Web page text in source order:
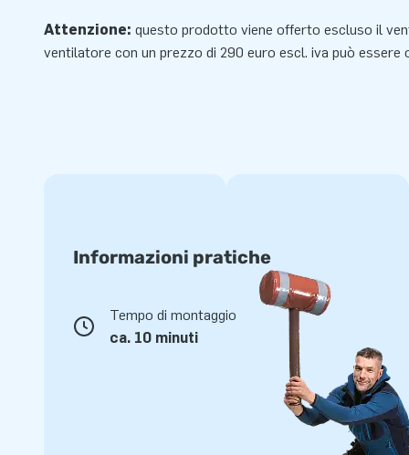
Attenzione: questo prodotto viene offerto escluso il
ventilatore con un prezzo di 290 euro escl. iva può essere
Informazioni pratiche
Tempo di montaggio
ca. 10 minuti